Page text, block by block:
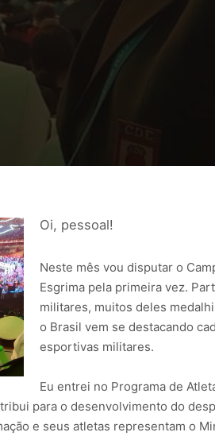
Oi, pessoal!
Neste mês vou disputar o
Esgrima pela primeira vez.
militares, muitos deles
o Brasil vem se destacando
esportivas militares.
Eu entrei no Programa de
para o desenvolvimento do
e seus atletas representam o